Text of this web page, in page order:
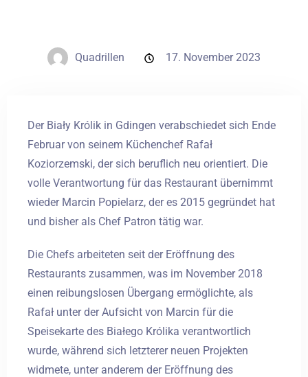
PL
Quadrillen 17. November 2023
Der Biały Królik in Gdingen verabschiedet sich Ende
Februar von seinem Küchenchef Rafał
Koziorzemski, der sich beruflich neu orientiert. Die
volle Verantwortung für das Restaurant übernimmt
wieder Marcin Popielarz, der es 2015 gegründet hat
und bisher als Chef Patron tätig war.
Die Chefs arbeiteten seit der Eröffnung des
Restaurants zusammen, was im November 2018
einen reibungslosen Übergang ermöglichte, als
Rafał unter der Aufsicht von Marcin für die
Speisekarte des Białego Królika verantwortlich
wurde, während sich letzterer neuen Projekten
widmete, unter anderem der Eröffnung des